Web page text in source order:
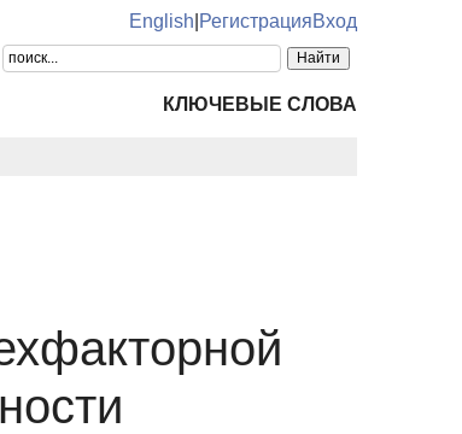
English РегистрацияВход
КЛЮЧЕВЫЕ СЛОВА